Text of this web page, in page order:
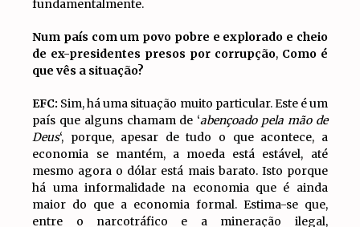
fundamentalmente.
Num país com um povo pobre e explorado e cheio
de ex-presidentes presos por corrupção, Como é
que vês a situação?
EFC: Sim, há uma situação muito particular. Este é um
país que alguns chamam de ‘abençoado pela mão de
Deus‘, porque, apesar de tudo o que acontece, a
economia se mantém, a moeda está estável, até
mesmo agora o dólar está mais barato. Isto porque
há uma informalidade na economia que é ainda
maior do que a economia formal. Estima-se que,
entre o narcotráfico e a mineração ilegal,